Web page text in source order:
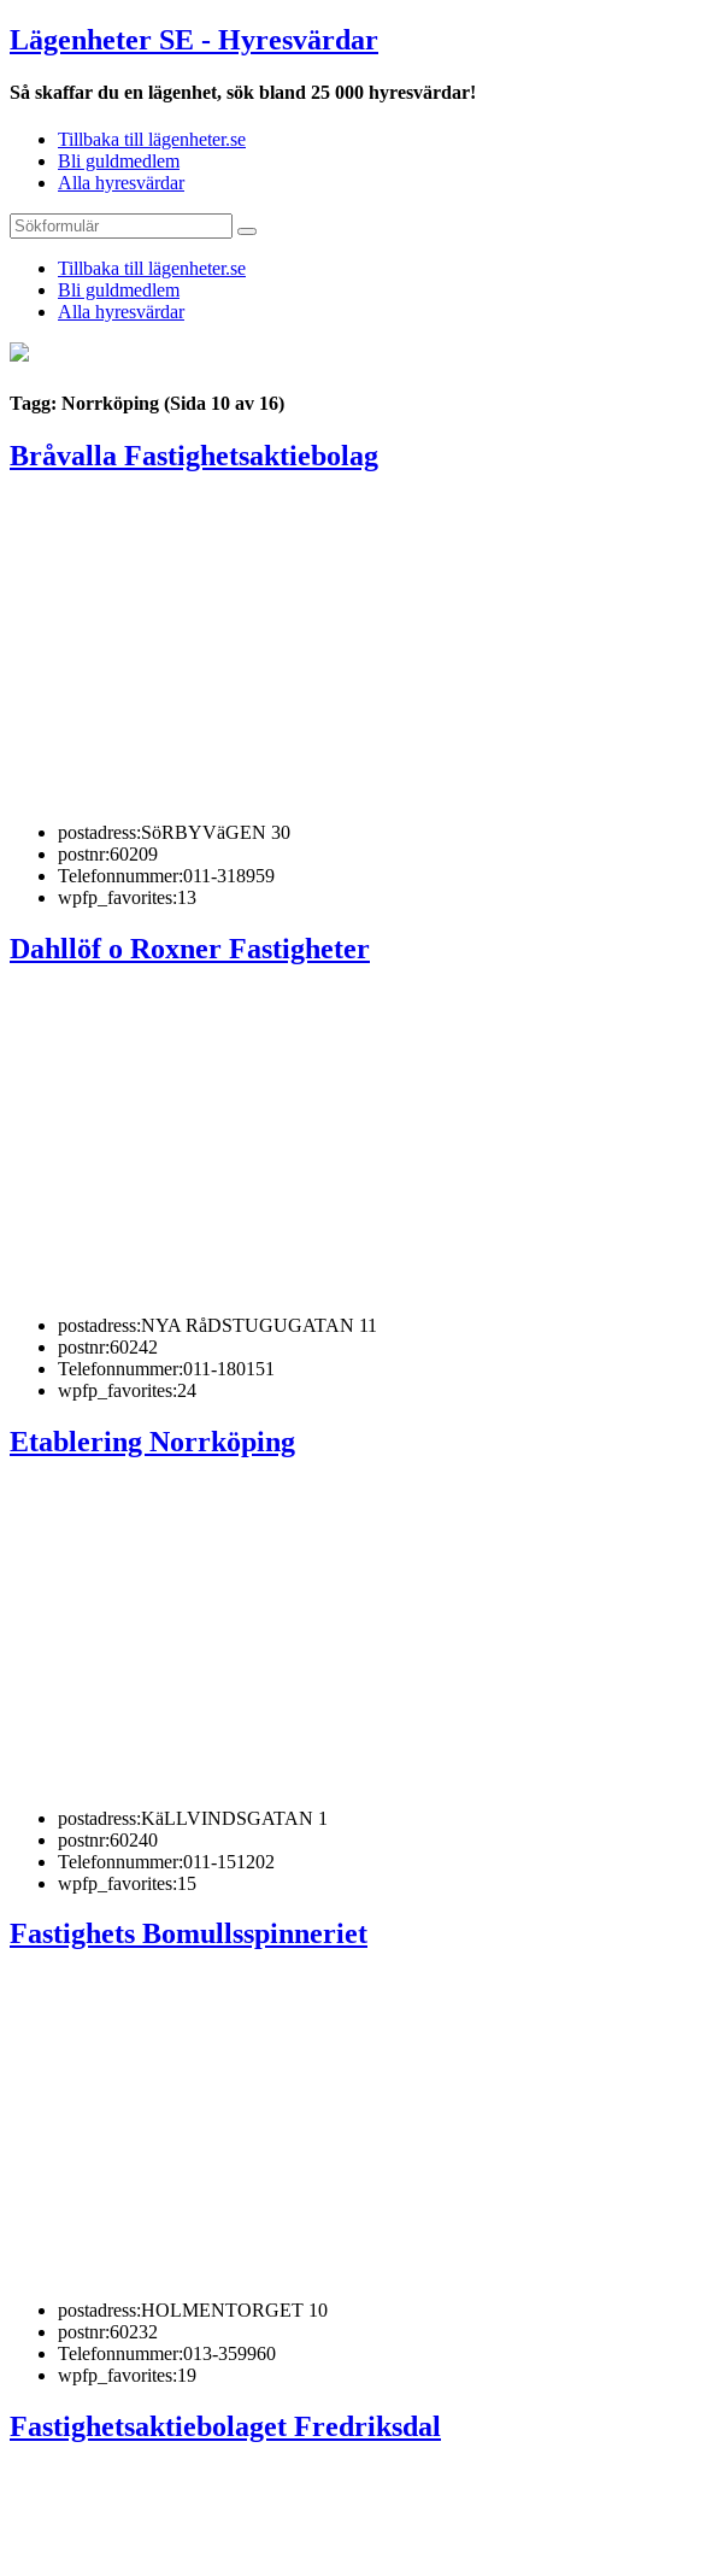
Lägenheter SE - Hyresvärdar
Så skaffar du en lägenhet, sök bland 25 000 hyresvärdar!
Tillbaka till lägenheter.se
Bli guldmedlem
Alla hyresvärdar
Tillbaka till lägenheter.se
Bli guldmedlem
Alla hyresvärdar
Tagg: Norrköping (Sida 10 av 16)
Bråvalla Fastighetsaktiebolag
postadress:SöRBYVäGEN 30
postnr:60209
Telefonnummer:011-318959
wpfp_favorites:13
Dahllöf o Roxner Fastigheter
postadress:NYA RåDSTUGUGATAN 11
postnr:60242
Telefonnummer:011-180151
wpfp_favorites:24
Etablering Norrköping
postadress:KäLLVINDSGATAN 1
postnr:60240
Telefonnummer:011-151202
wpfp_favorites:15
Fastighets Bomullsspinneriet
postadress:HOLMENTORGET 10
postnr:60232
Telefonnummer:013-359960
wpfp_favorites:19
Fastighetsaktiebolaget Fredriksdal